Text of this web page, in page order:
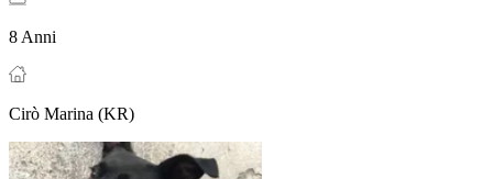
8 Anni
Cirò Marina (KR)